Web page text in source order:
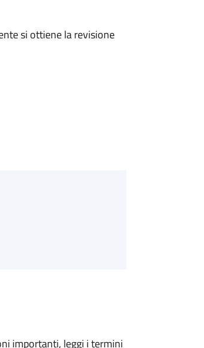
si ottiene la revisione
importanti, leggi i termini